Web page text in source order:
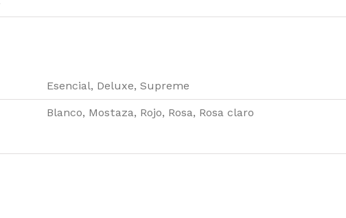
Esencial, Deluxe, Supreme
Blanco, Mostaza, Rojo, Rosa, Rosa claro